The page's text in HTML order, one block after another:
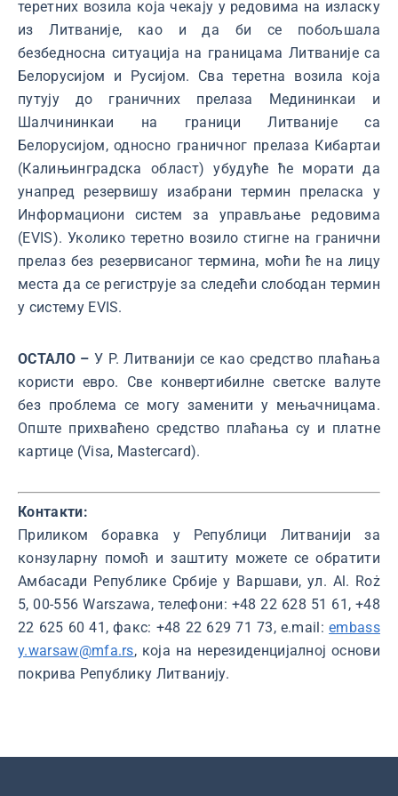
теретних возила која чекају у редовима на изласку
из Литваније, као и да би се побољшала
безбедносна ситуација на границама Литваније са
Белорусијом и Русијом. Сва теретна возила која
путују до граничних прелаза Медининкаи и
Шалчининкаи на граници Литваније са
Белорусијом, односно граничног прелаза Кибартаи
(Калињинградска област) убудуће ће морати да
унапред резервишу изабрани термин преласка у
Информациони систем за управљање редовима
(EVIS). Уколико теретно возило стигне на гранични
прелаз без резервисаног термина, моћи ће на лицу
места да се региструје за следећи слободан термин
у систему EVIS.
ОСТАЛО – У Р. Литванији се као средство плаћања
користи евро. Све конвертибилне светске валуте
без проблема се могу заменити у мењачницама.
Опште прихваћено средство плаћања су и платне
картице (Visa, Mastercard).
Контакти:
Приликом боравка у Републици Литванији за
конзуларну помоћ и заштиту можете се обратити
Амбасади Републике Србије у Варшави, ул. Al. Roż
5, 00-556 Warszawa, телефони: +48 22 628 51 61, +48
22 625 60 41, факс: +48 22 629 71 73, e.mail:embass
y.warsaw@mfa.rs, која на нерезиденцијалној основи
покрива Републику Литванију.